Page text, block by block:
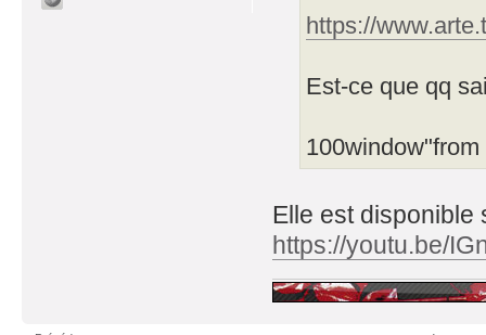
https://
Est-ce que qq
Elle est disponible
https://youtu.be/